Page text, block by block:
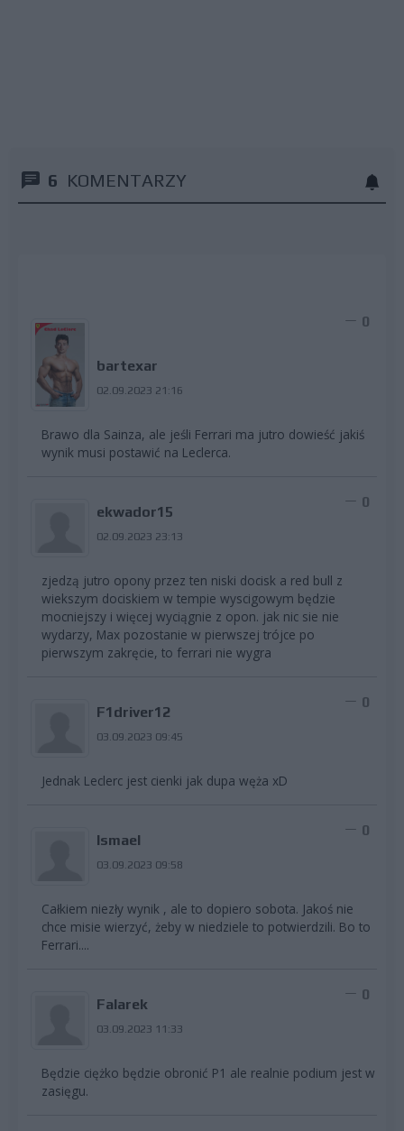
6 KOMENTARZY
bartexar
02.09.2023 21:16
0
Brawo dla Sainza, ale jeśli Ferrari ma jutro dowieść jakiś
wynik musi postawić na Leclerca.
ekwador15
02.09.2023 23:13
0
zjedzą jutro opony przez ten niski docisk a red bull z
wiekszym dociskiem w tempie wyscigowym będzie
mocniejszy i więcej wyciągnie z opon. jak nic sie nie
wydarzy, Max pozostanie w pierwszej trójce po
pierwszym zakręcie, to ferrari nie wygra
F1driver12
03.09.2023 09:45
0
Jednak Leclerc jest cienki jak dupa węża xD
Ismael
03.09.2023 09:58
0
Całkiem niezły wynik , ale to dopiero sobota. Jakoś nie
chce misie wierzyć, żeby w niedziele to potwierdzili. Bo to
Ferrari....
Falarek
03.09.2023 11:33
0
Będzie ciężko będzie obronić P1 ale realnie podium jest w
zasięgu.